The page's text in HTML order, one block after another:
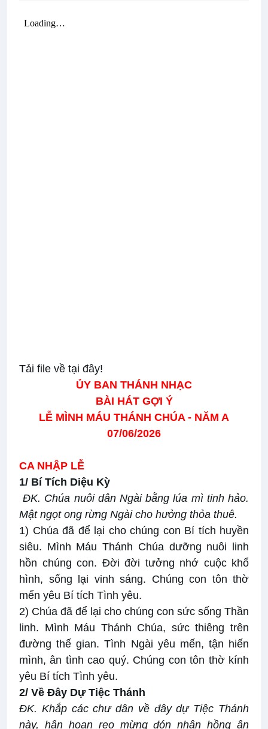
Tải file về tại đây!
ỦY BAN THÁNH NHẠC
BÀI HÁT GỢI Ý
LỄ MÌNH MÁU THÁNH CHÚA - NĂM A
07/06/2026
CA NHẬP LỄ
1/ Bí Tích Diệu Kỳ
ĐK. Chúa nuôi dân Ngài bằng lúa mì tinh hảo.
Mật ngọt ong rừng Ngài cho hưởng thỏa thuê.
1) Chúa đã để lại cho chúng con Bí tích huyền
siêu. Mình Máu Thánh Chúa dưỡng nuôi linh
hồn chúng con. Đời đời tưởng nhớ cuộc khổ
hình, sống lại vinh sáng. Chúng con tôn thờ
mến yêu Bí tích Tình yêu.
2) Chúa đã để lại cho chúng con sức sống Thần
linh. Mình Máu Thánh Chúa, sức thiêng trên
đường thế gian. Tình Ngài yêu mến, tận hiến
mình, ân tình cao quý. Chúng con tôn thờ kính
yêu Bí tích Tình yêu.
2/ Về Đây Dự Tiệc Thánh
ĐK. Khắp các chư dân về đây dự Tiệc Thánh
này, hân hoan reo mừng đón nhận hồng ân